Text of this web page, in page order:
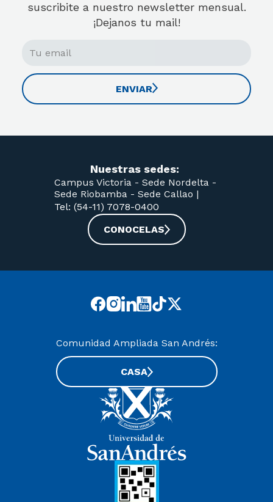
suscribite a nuestro newsletter mensual.
¡Dejanos tu mail!
ENVIAR
Nuestras sedes:
Campus Victoria - Sede Nordelta -
Sede Riobamba - Sede Callao |
Tel: (54-11) 7078-0400
CONOCELAS
Comunidad Ampliada San Andrés:
CASA